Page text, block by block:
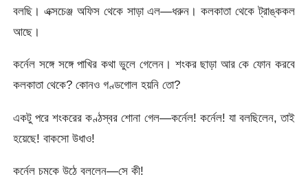
বলছি। এক্সচেঞ্জ অফিস থেকে সাড়া এল—ধরুন। কলকাতা থেকে ট্রাঙ্ককল
আছে।
কর্নেল সঙ্গে সঙ্গে পাখির কথা ভুলে গেলেন। শংকর ছাড়া আর কে ফোন করবে
কলকাতা থেকে? কোনও গণ্ডগোল হয়নি তো?
একটু পরে শংকরের কণ্ঠস্বর শোনা গেল—কর্নেল! কর্নেল! যা বলছিলেন, তাই
হয়েছে! বাকসো উধাও!
কর্নেল চমকে উঠে বললেন—সে কী!